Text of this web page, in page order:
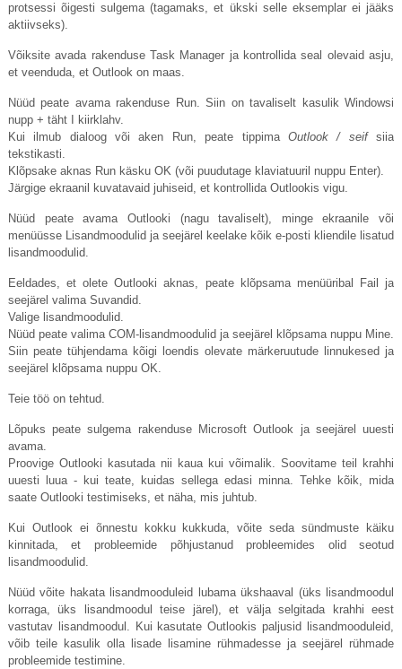
protsessi õigesti sulgema (tagamaks, et ükski selle eksemplar ei jääks
aktiivseks).
Võiksite avada rakenduse Task Manager ja kontrollida seal olevaid asju,
et veenduda, et Outlook on maas.
Nüüd peate avama rakenduse Run. Siin on tavaliselt kasulik Windowsi
nupp + täht I kiirklahv.
Kui ilmub dialoog või aken Run, peate tippima Outlook / seifsiia
tekstikasti.
Klõpsake aknas Run käsku OK (või puudutage klaviatuuril nuppu Enter).
Järgige ekraanil kuvatavaid juhiseid, et kontrollida Outlookis vigu.
Nüüd peate avama Outlooki (nagu tavaliselt), minge ekraanile või
menüüsse Lisandmoodulid ja seejärel keelake kõik e-posti kliendile lisatud
lisandmoodulid.
Eeldades, et olete Outlooki aknas, peate klõpsama menüüribal Fail ja
seejärel valima Suvandid.
Valige lisandmoodulid.
Nüüd peate valima COM-lisandmoodulid ja seejärel klõpsama nuppu Mine.
Siin peate tühjendama kõigi loendis olevate märkeruutude linnukesed ja
seejärel klõpsama nuppu OK.
Teie töö on tehtud.
Lõpuks peate sulgema rakenduse Microsoft Outlook ja seejärel uuesti
avama.
Proovige Outlooki kasutada nii kaua kui võimalik. Soovitame teil krahhi
uuesti luua - kui teate, kuidas sellega edasi minna. Tehke kõik, mida
saate Outlooki testimiseks, et näha, mis juhtub.
Kui Outlook ei õnnestu kokku kukkuda, võite seda sündmuste käiku
kinnitada, et probleemide põhjustanud probleemides olid seotud
lisandmoodulid.
Nüüd võite hakata lisandmooduleid lubama ükshaaval (üks lisandmoodul
korraga, üks lisandmoodul teise järel), et välja selgitada krahhi eest
vastutav lisandmoodul. Kui kasutate Outlookis paljusid lisandmooduleid,
võib teile kasulik olla lisade lisamine rühmadesse ja seejärel rühmade
probleemide testimine.